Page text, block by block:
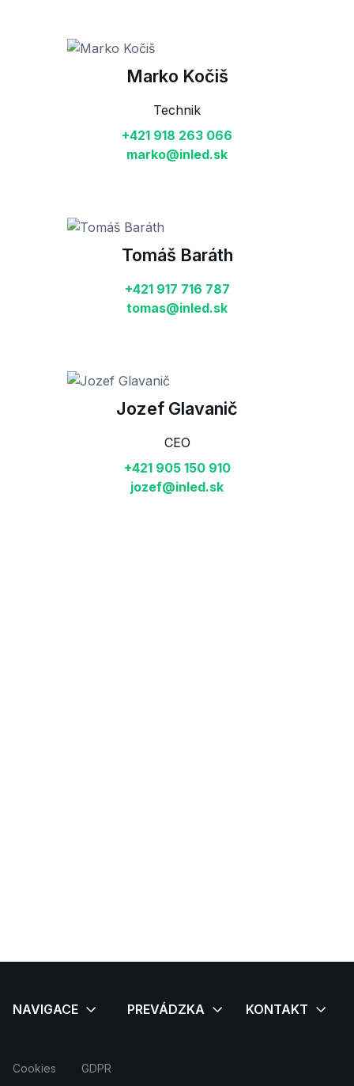
Marko Kočiš
Technik
+421 918 263 066‬
marko@inled.sk
Tomáš Baráth
+421 917 716 787
tomas@inled.sk
Jozef Glavanič
CEO
+421 905 150 910
jozef@inled.sk
Cookies GDPR